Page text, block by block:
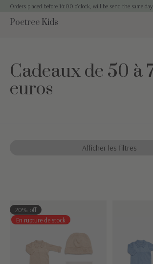
Orders placed before 14:00 o'clock, will be send the same day
Poetree Kids
Cadeaux de 50 à
euros
Afficher les filtres
20% off
En rupture de stock